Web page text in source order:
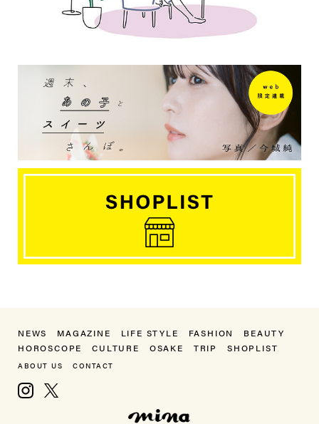
NEWS MAGAZINE LIFE STYLE FASHION
BEAUTY
HOROSCOPE
CULTURE OSAKE TRIP SHOPLIST
ABOUT US CONTACT
Instagram